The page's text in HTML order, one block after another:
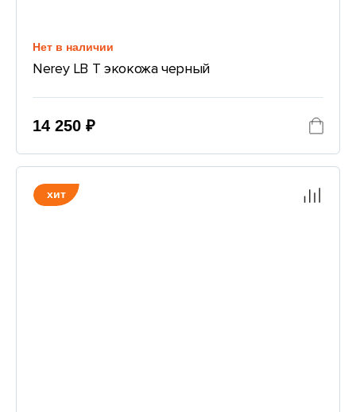
Нет в наличии
Nerey LB T экокожа черный
14 250 ₽
хит